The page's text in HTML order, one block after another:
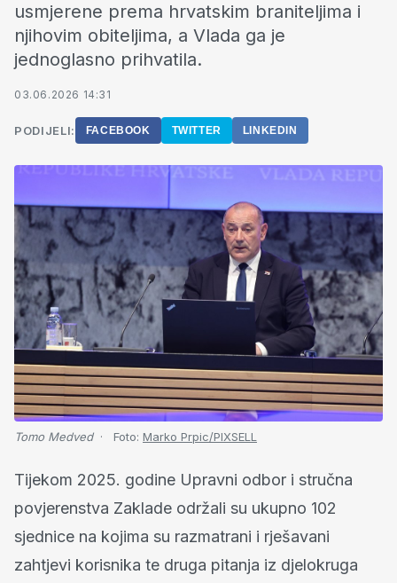
usmjerene prema hrvatskim braniteljima i
njihovim obiteljima, a Vlada ga je
jednoglasno prihvatila.
03.06.2026 14:31
PODIJELI: FACEBOOK TWITTER LINKEDIN
Tomo Medved Foto: Marko Prpic/PIXSELL
Tijekom 2025. godine Upravni odbor i stručna
povjerenstva Zaklade održali su ukupno 102
sjednice na kojima su razmatrani i rješavani
zahtjevi korisnika te druga pitanja iz djelokruga